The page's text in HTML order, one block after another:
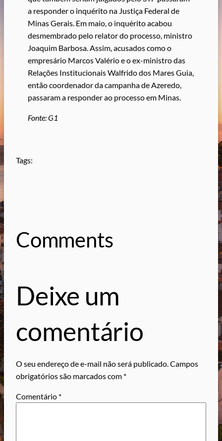
a responder o inquérito na Justiça Federal de
Minas Gerais. Em maio, o inquérito acabou
desmembrado pelo relator do processo, ministro
Joaquim Barbosa. Assim, acusados como o
empresário Marcos Valério e o ex-ministro das
Relações Institucionais Walfrido dos Mares Guia,
então coordenador da campanha de Azeredo,
passaram a responder ao processo em Minas.
Fonte: G1
Tags:
Comments
Deixe um
comentário
O seu endereço de e-mail não será publicado. Campos
obrigatórios são marcados com *
Comentário *